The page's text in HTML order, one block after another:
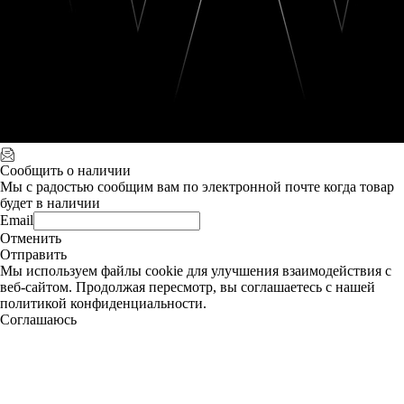
Сообщить о наличии
Мы с радостью сообщим вам по электронной почте когда товар
будет в наличии
Email
Отменить
Отправить
Мы используем файлы cookie для улучшения взаимодействия с
веб-сайтом. Продолжая пересмотр, вы соглашаетесь с нашей
политикой конфиденциальности.
Соглашаюсь